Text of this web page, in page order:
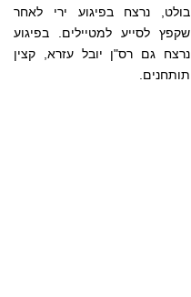
בולט, נרצח בפיגוע ירי לאחר
שקפץ לסייע למטיילים. בפיגוע
נרצח גם רס"ן יובל עזרא, קצין
תותחנים.